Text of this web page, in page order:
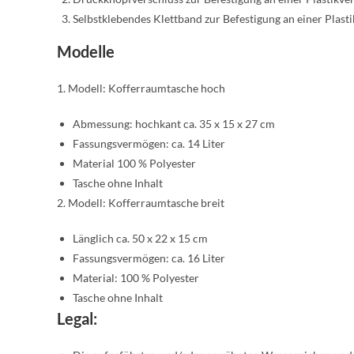
Selbstklebendes Klettband zur Befestigung an einer
Modelle
1. Modell: Kofferraumtasche hoch
Abmessung: hochkant ca. 35 x 15 x 27 cm
Fassungsvermögen: ca. 14 Liter
Material 100 % Polyester
Tasche ohne Inhalt
2. Modell: Kofferraumtasche breit
Länglich ca. 50 x 22 x 15 cm
Fassungsvermögen: ca. 16 Liter
Material: 100 % Polyester
Tasche ohne Inhalt
Legal: